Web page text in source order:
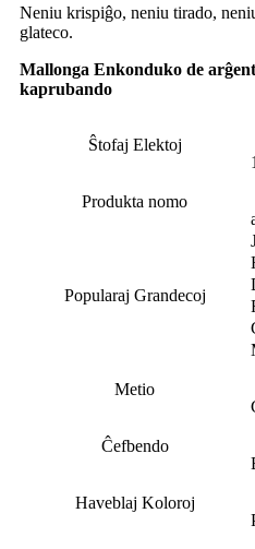
Neniu krispiĝo, neniu tirado,
glateco.
Mallonga Enkonduko de
kaprubando
Ŝtofaj Elektoj
Produkta nomo
Popularaj Grandecoj
Metio
Ĉefbendo
Haveblaj Koloroj